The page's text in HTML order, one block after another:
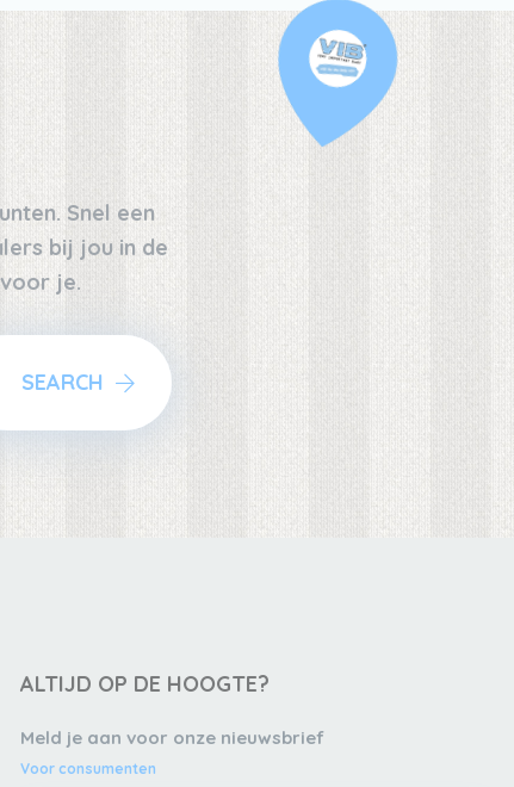
Snel een
bij jou in de
je.
SEARCH
ALTIJD OP DE HOOGTE?
Meld je aan voor onze nieuwsbrief
Voor consumenten